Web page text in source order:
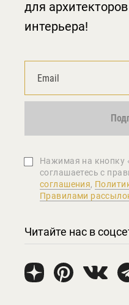
для
интерьера!
Нажимая на кнопку
соглашаетеcь с
соглашения,
Правилами
Читайте нас в